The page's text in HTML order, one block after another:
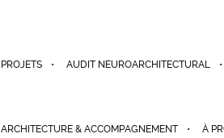
PROJETS AUDIT NEUROARCHITECTURAL
ARCHITECTURE & ACCOMPAGNEMENT À